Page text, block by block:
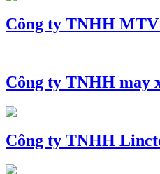
Công ty TNHH
Công ty TNHH may
Công ty TNHH